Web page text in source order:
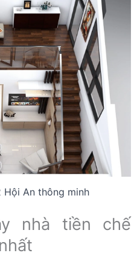
Hội An thông minh
nhà tiền chế